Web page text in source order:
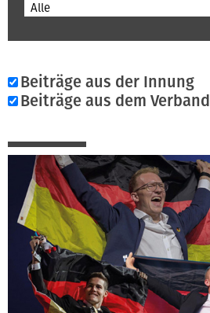
Alle
Beiträge aus der Innung
Beiträge aus dem Verband